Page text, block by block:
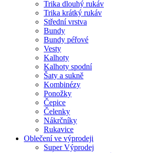
Trika dlouhý rukáv
Trika krátký rukáv
Střední vrstva
Bundy
Bundy péřové
Vesty
Kalhoty
Kalhoty spodní
Šaty a sukně
Kombinézy
Ponožky
Čepice
Čelenky
Nákrčníky
Rukavice
Oblečení ve výprodeji
Super Výprodej